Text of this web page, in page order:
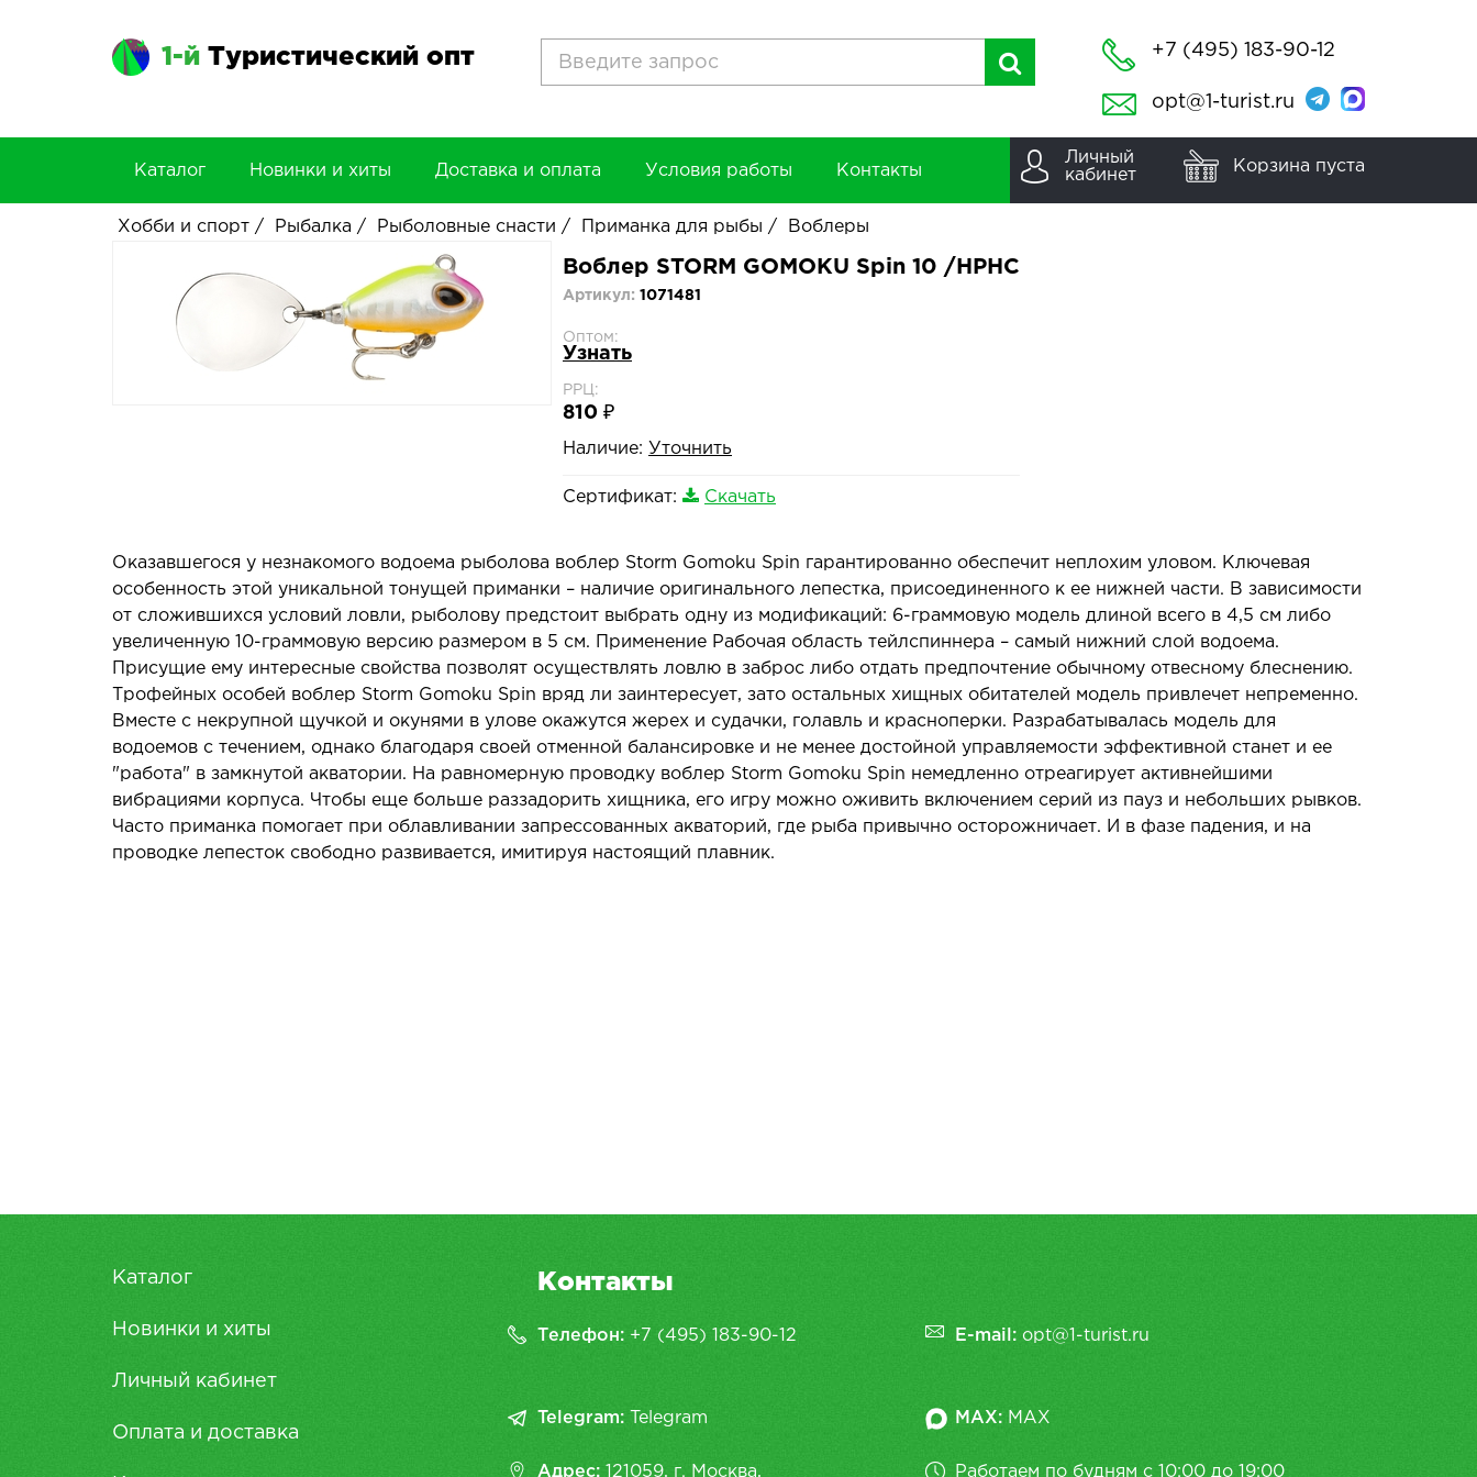
1-й Туристический опт +7 (495) 183-90-12
opt@1-turist.ru
Каталог Новинки и хиты Доставка и оплата Условия работы Контакты
Личный
кабинет
Корзина пуста
Хобби и спорт / Рыбалка / Рыболовные снасти / Приманка для рыбы / Воблеры
Воблер STORM GOMOKU Spin 10 /HPHC
Артикул: 1071481
Оптом:
Узнать
РРЦ:
810 ₽
Наличие: Уточнить
Сертификат: Скачать
Оказавшегося у незнакомого водоема рыболова воблер Storm Gomoku Spin гарантированно обеспечит неплохим уловом. Ключевая
особенность этой уникальной тонущей приманки – наличие оригинального лепестка, присоединенного к ее нижней части. В зависимости
от сложившихся условий ловли, рыболову предстоит выбрать одну из модификаций: 6-граммовую модель длиной всего в 4,5 см либо
увеличенную 10-граммовую версию размером в 5 см. Применение Рабочая область тейлспиннера – самый нижний слой водоема.
Присущие ему интересные свойства позволят осуществлять ловлю в заброс либо отдать предпочтение обычному отвесному блеснению.
Трофейных особей воблер Storm Gomoku Spin вряд ли заинтересует, зато остальных хищных обитателей модель привлечет непременно.
Вместе с некрупной щучкой и окунями в улове окажутся жерех и судачки, голавль и красноперки. Разрабатывалась модель для
водоемов с течением, однако благодаря своей отменной балансировке и не менее достойной управляемости эффективной станет и ее
"работа" в замкнутой акватории. На равномерную проводку воблер Storm Gomoku Spin немедленно отреагирует активнейшими
вибрациями корпуса. Чтобы еще больше раззадорить хищника, его игру можно оживить включением серий из пауз и небольших рывков.
Часто приманка помогает при облавливании запрессованных акваторий, где рыба привычно осторожничает. И в фазе падения, и на
проводке лепесток свободно развивается, имитируя настоящий плавник.
Каталог
Новинки и хиты
Личный кабинет
Оплата и доставка
Контакты
Телефон: +7 (495) 183-90-12 E-mail: opt@1-turist.ru
Telegram: Telegram MAX: MAX
Адрес: 121059, г. Москва, Работаем по будням с 10:00 до 19:00